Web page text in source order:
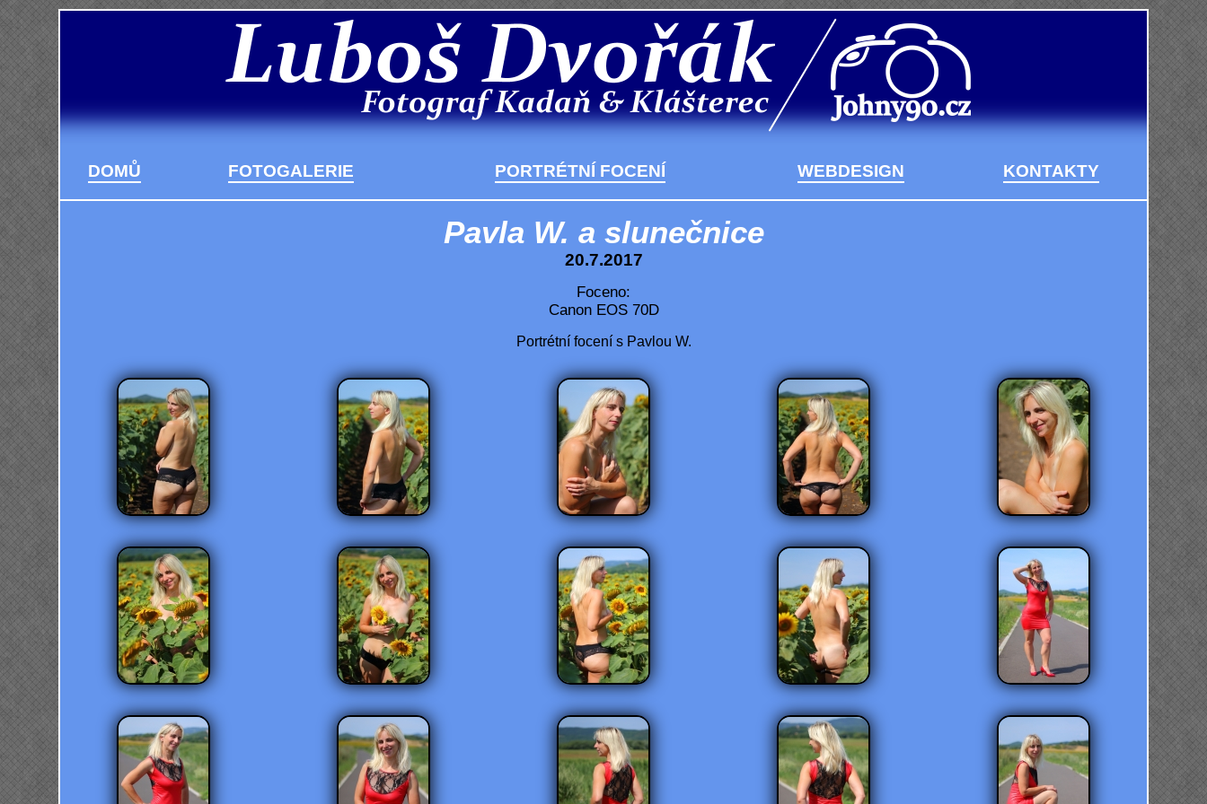
DOMŮ FOTOGALERIE PORTRÉTNÍ FOCENÍ WEBDESIGN KONTAKTY
Pavla W. a slunečnice
20.7.2017
Foceno:
Canon EOS 70D
Portrétní focení s Pavlou W.